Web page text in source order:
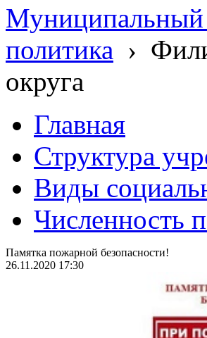
Муниципальный
политика ›
округа
Главная
Структура
Виды
Численность
Памятка пожарной безопасности!
26.11.2020 17:30